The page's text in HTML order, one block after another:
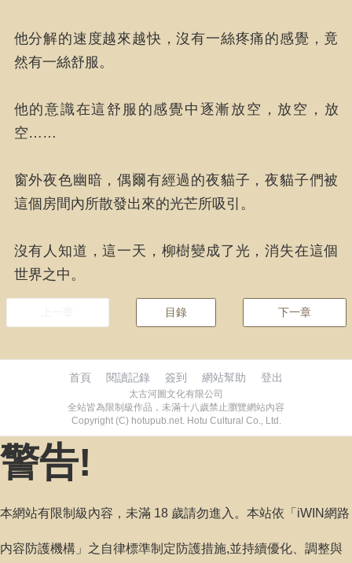
他分解的速度越來越快，沒有一絲疼痛的感覺，竟
然有一絲舒服。
他的意識在這舒服的感覺中逐漸放空，放空，放
空……
窗外夜色幽暗，偶爾有經過的夜貓子，夜貓子們被
這個房間內所散發出來的光芒所吸引。
沒有人知道，這一天，柳樹變成了光，消失在這個
世界之中。
目錄 下一章
首頁 閱讀記錄 簽到 網站幫助 登出
太古河圖文化有限公司
全站皆為限制級作品，未滿十八歲禁止瀏覽網站內容
Copyright (C) hotupub.net. Hotu Cultural Co., Ltd.
警告!
本網站有限制級內容，未滿 18 歲請勿進入。本站依「iWIN網路
内容防護機構」之自律標準制定防護措施,並持續優化、調整與